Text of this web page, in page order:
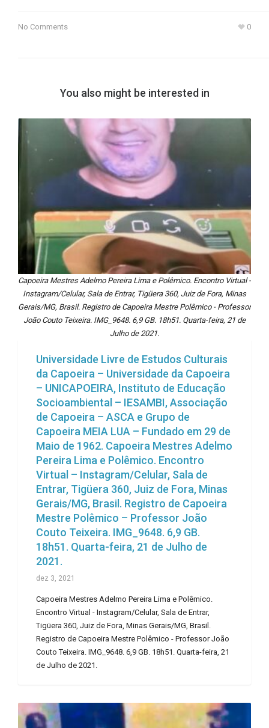
No Comments 0
You also might be interested in
Capoeira Mestres Adelmo Pereira Lima e Polêmico. Encontro Virtual -
Instagram/Celular, Sala de Entrar, Tigüera 360, Juiz de Fora, Minas
Gerais/MG, Brasil. Registro de Capoeira Mestre Polêmico - Professor
João Couto Teixeira. IMG_9648. 6,9 GB. 18h51. Quarta-feira, 21 de
Julho de 2021.
Universidade Livre de Estudos Culturais
da Capoeira – Universidade da Capoeira
– UNICAPOEIRA, Instituto de Educação
Socioambiental – IESAMBI, Associação
de Capoeira – ASCA e Grupo de
Capoeira MEIA LUA – Fundado em 29 de
Maio de 1962. Capoeira Mestres Adelmo
Pereira Lima e Polêmico. Encontro
Virtual – Instagram/Celular, Sala de
Entrar, Tigüera 360, Juiz de Fora, Minas
Gerais/MG, Brasil. Registro de Capoeira
Mestre Polêmico – Professor João
Couto Teixeira. IMG_9648. 6,9 GB.
18h51. Quarta-feira, 21 de Julho de
2021.
dez 3, 2021
Capoeira Mestres Adelmo Pereira Lima e Polêmico.
Encontro Virtual - Instagram/Celular, Sala de Entrar,
Tigüera 360, Juiz de Fora, Minas Gerais/MG, Brasil.
Registro de Capoeira Mestre Polêmico - Professor João
Couto Teixeira. IMG_9648. 6,9 GB. 18h51. Quarta-feira, 21
de Julho de 2021.